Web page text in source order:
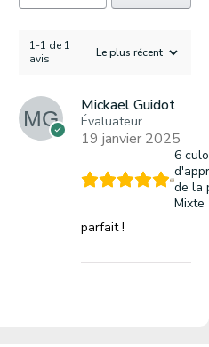
1-1 de 1
avis
Mickael Guidot
Évaluateur
19 janvier 2025
6
de la
Mixte
parfait !